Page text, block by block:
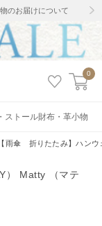
のお届けについて
0
ストール財布・革小物
【雨傘 折りたたみ】ハンウ
） Matty （マテ